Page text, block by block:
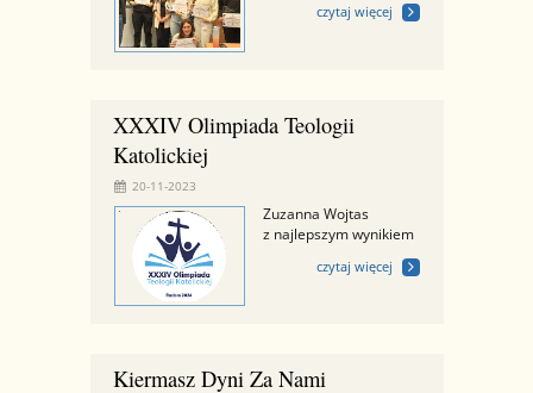
czytaj więcej
XXXIV Olimpiada Teologii
Katolickiej
20-11-2023
Zuzanna Wojtas
z najlepszym wynikiem
czytaj więcej
Kiermasz Dyni Za Nami